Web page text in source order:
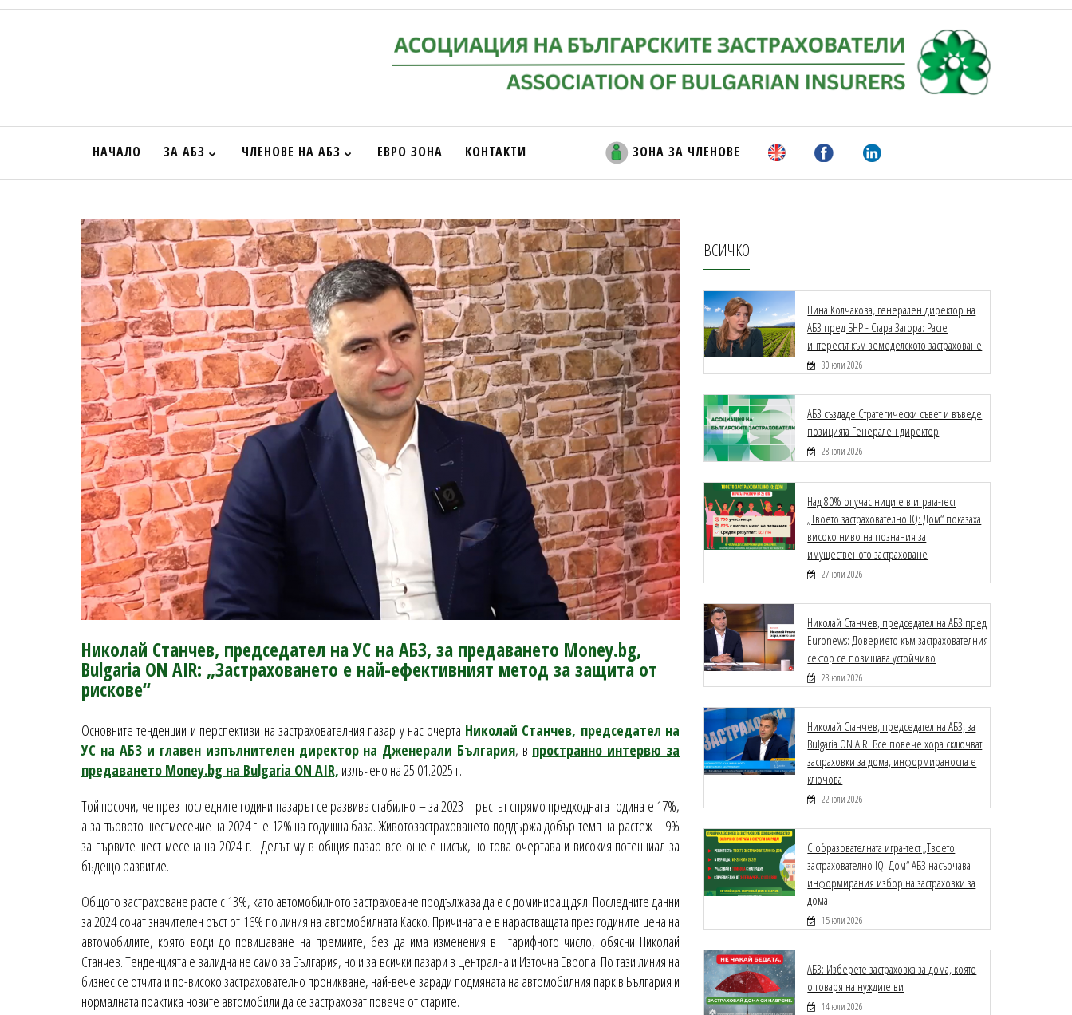
НАЧАЛО ЗА АБЗ ЧЛЕНОВЕ НА АБЗ ЕВРО ЗОНА КОНТАКТИ ЗОНА ЗА ЧЛЕНОВЕ
Николай Станчев, председател на УС на АБЗ, за предаването Money.bg,
Bulgaria ON AIR: „Застраховането е най-ефективният метод за защита от
рискове“
Основните тенденции и перспективи на застрахователния пазар у нас очерта Николай Станчев, председател на
УС на АБЗ и главен изпълнителен директор на Дженерали България, в пространно интервю за
предаването Money.bg на Bulgaria ON AIR, излъчено на 25.01.2025 г.
Той посочи, че през последните години пазарът се развива стабилно – за 2023 г. ръстът спрямо предходната година е 17%,
а за първото шестмесечие на 2024 г. е 12% на годишна база. Животозастраховането поддържа добър темп на растеж – 9%
за първите шест месеца на 2024 г. Делът му в общия пазар все още е нисък, но това очертава и високия потенциал за
бъдещо развитие.
Общото застраховане расте с 13%, като автомобилното застраховане продължава да е с доминиращ дял. Последните данни
за 2024 сочат значителен ръст от 16% по линия на автомобилната Каско. Причината е в нарастващата през годините цена на
автомобилите, която води до повишаване на премиите, без да има изменения в тарифното число, обясни Николай
Станчев. Тенденцията е валидна не само за България, но и за всички пазари в Централна и Източна Европа. По тази линия на
бизнес се отчита и по-високо застрахователно проникване, най-вече заради подмяната на автомобилния парк в България и
нормалната практика новите автомобили да се застраховат повече от старите.
ВСИЧКО
Нина Колчакова, генерален директор на
АБЗ пред БНР - Стара Загора: Расте
интересът към земеделското застраховане
30 юли 2026
АБЗ създаде Стратегически съвет и въведе
позицията Генерален директор
28 юли 2026
Над 80% от участниците в играта-тест
„Твоето застрахователно IQ: Дом“ показаха
високо ниво на познания за
имущественото застраховане
27 юли 2026
Николай Станчев, председател на АБЗ пред
Euronews: Доверието към застрахователния
сектор се повишава устойчиво
23 юли 2026
Николай Станчев, председател на АБЗ, за
Bulgaria ON AIR: Все повече хора сключват
застраховки за дома, информираността е
ключова
22 юли 2026
С образователната игра-тест „Твоето
застрахователно IQ: Дом“ АБЗ насърчава
информирания избор на застраховки за
дома
15 юли 2026
АБЗ: Изберете застраховка за дома, която
отговаря на нуждите ви
14 юли 2026